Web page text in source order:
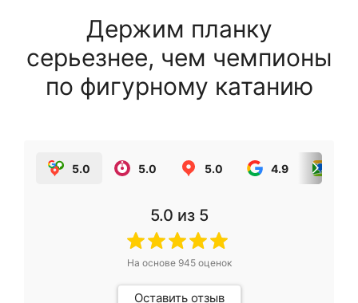
Держим планку
серьезнее, чем чемпионы
по фигурному катанию
5.0 5.0 5.0 4.9
5.0 из 5
На основе 945оценок
Оставить отзыв